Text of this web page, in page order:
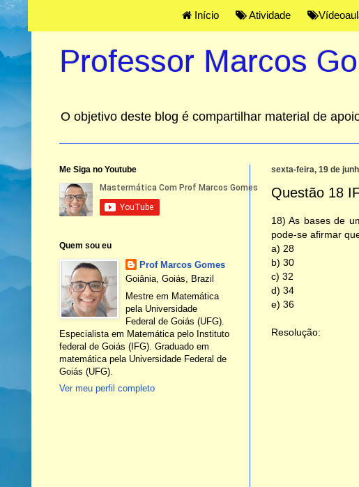
Início Atividade
Professor Marcos
O objetivo deste blog é compartilhar material de
sexta-feira, 19 de
Questão 18
18) As bases de
pode-se afirmar
a) 28
b) 30
c) 32
d) 34
e) 36
Resolução:
Me Siga no Youtube
Quem sou eu
Prof Marcos Gomes
Goiânia, Goiás, Brazil
Mestre em Matemática
pela Universidade
Federal de Goiás (UFG).
Especialista em Matemática pelo Instituto
federal de Goiás (IFG). Graduado em
matemática pela Universidade Federal de
Goiás (UFG).
Ver meu perfil completo